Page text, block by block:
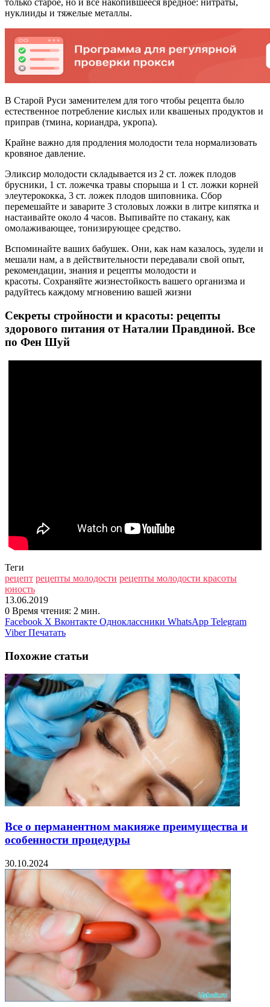
только старое, но и все накопившееся вредное: нитраты,
нуклииды и тяжелые металлы.
В Старой Руси заменителем для того чтобы рецепта было
естественное потребление кислых или квашеных продуктов и
приправ (тмина, кориандра, укропа).
Крайне важно для продления молодости тела нормализовать
кровяное давление.
Эликсир молодости складывается из 2 ст. ложек плодов
брусники, 1 ст. ложечка травы спорыша и 1 ст. ложки корней
элеутерококка, 3 ст. ложек плодов шиповника. Сбор
перемешайте и заварите 3 столовых ложки в литре кипятка и
настаивайте около 4 часов. Выпивайте по стакану, как
омолаживающее, тонизирующее средство.
Вспоминайте ваших бабушек. Они, как нам казалось, зудели и
мешали нам, а в действительности передавали свой опыт,
рекомендации, знания и рецепты молодости и
красоты. Сохраняйте жизнестойкость вашего организма и
радуйтесь каждому мгновению вашей жизни
Секреты стройности и красоты: рецепты
здорового питания от Наталии Правдиной. Все
по Фен Шуй
Теги
рецепт рецепты молодости рецепты молодости красоты
юность
13.06.2019
0 Время чтения: 2 мин.
Facebook X Вконтакте Одноклассники WhatsApp Telegram
Viber Печатать
Похожие статьи
Все о перманентном макияже преимущества и
особенности процедуры
30.10.2024